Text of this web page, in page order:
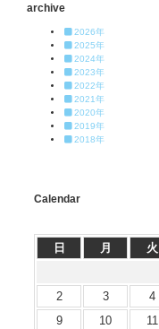
archive
2026年
2025年
2024年
2023年
2022年
2021年
2020年
2019年
2018年
Calendar
日
月 火
2
3 4
9
10 11